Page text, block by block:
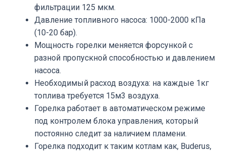
фильтрации 125 мкм.
Давление топливного насоса: 1000-2000 кПа
(10-20 бар).
Мощность горелки меняется форсункой с
разной пропускной способностью и давлением
насоса.
Необходимый расход воздуха: на каждые 1кг
топлива требуется 15м3 воздуха.
Горелка работает в автоматическом режиме
под контролем блока управления, который
постоянно следит за наличием пламени.
Горелка подходит к таким котлам как, Buderus,